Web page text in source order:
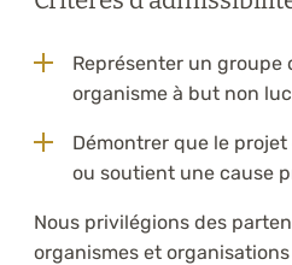
Représenter un groupe
organisme à but non
Démontrer que le
ou soutient une cause
Nous privilégions des
organismes et